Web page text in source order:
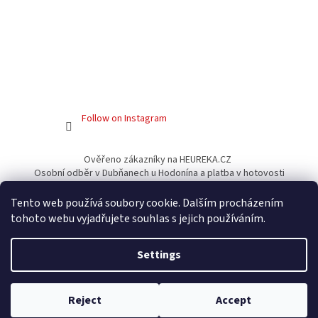
Tento web používá soubory cookie. Dalším procházením
tohoto webu vyjadřujete souhlas s jejich používáním.
Settings
Reject Accept
Follow on Instagram
Ověřeno zákazníky na HEUREKA.CZ
Osobní odběr v Dubňanech u Hodonína a platba v hotovosti
Created by Shoptet
Copyright 2026 . All rights reserved.